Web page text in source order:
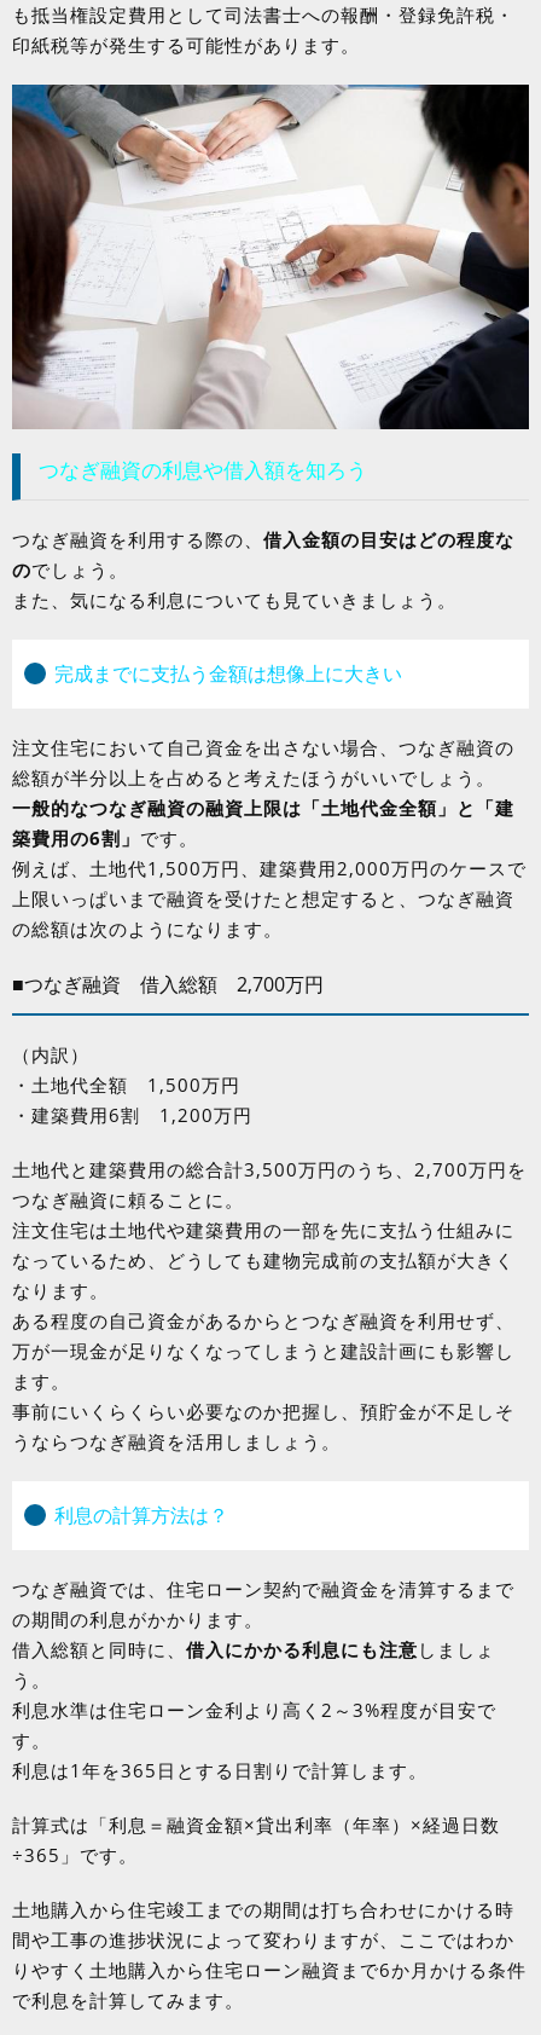
も抵当権設定費用として司法書士への報酬・登録免許税・
印紙税等が発生する可能性があります。
つなぎ融資の利息や借入額を知ろう
つなぎ融資を利用する際の、 借入金額の目安はどの程度な
のでしょう。
また、気になる利息についても見ていきましょう。
完成までに支払う金額は想像上に大きい
注文住宅において自己資金を出さない場合、つなぎ融資の
総額が半分以上を占めると考えたほうがいいでしょう。
一般的なつなぎ融資の融資上限は「土地代金全額」と「建
築費用の6割」 です。
例えば、土地代1,500万円、建築費用2,000万円のケースで
上限いっぱいまで融資を受けたと想定すると、つなぎ融資
の総額は次のようになります。
■つなぎ融資 借入総額 2,700万円
（内訳）
・土地代全額 1,500万円
・建築費用6割 1,200万円
土地代と建築費用の総合計3,500万円のうち、2,700万円を
つなぎ融資に頼ることに。
注文住宅は土地代や建築費用の一部を先に支払う仕組みに
なっているため、どうしても建物完成前の支払額が大きく
なります。
ある程度の自己資金があるからとつなぎ融資を利用せず、
万が一現金が足りなくなってしまうと建設計画にも影響し
ます。
事前にいくらくらい必要なのか把握し、預貯金が不足しそ
うならつなぎ融資を活用しましょう。
利息の計算方法は？
つなぎ融資では、住宅ローン契約で融資金を清算するまで
の期間の利息がかかります。
借入総額と同時に、 借入にかかる利息にも注意 しましょ
う。
利息水準は住宅ローン金利より高く2～3%程度が目安で
す。
利息は1年を365日とする日割りで計算します。
計算式は「利息＝融資金額×貸出利率（年率）×経過日数
÷365」です。
土地購入から住宅竣工までの期間は打ち合わせにかける時
間や工事の進捗状況によって変わりますが、ここではわか
りやすく土地購入から住宅ローン融資まで6か月かける条件
で利息を計算してみます。